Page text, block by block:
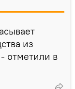
из
отметили в